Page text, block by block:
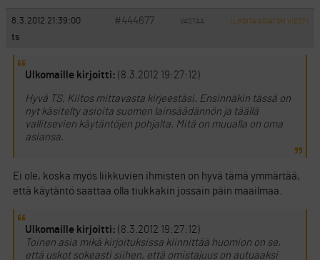
8.3.2012 21:39:00 #444677 VASTAA ILMOITA ASIATON VIESTI
ts
Ulkomaille kirjoitti: (8.3.2012 19:27:12)
Hyvä TS, Kiitos mittavasta kirjeestäsi. Ensinnäkin tässä on
nyt käsitelty asioita suomen lainsäädännön ja täällä
vallitsevien käytäntöjen pohjalta. Mitä on muualla on oma
asiansa.
Ei ole, koska myös liikkuvien ihmisten on hyvä tämä ymmärtää,
että käytäntö saattaa olla tiukkakin jossain päin maailmaa.
Ulkomaille kirjoitti: (8.3.2012 19:27:12)
Toinen asia mikä kirjoituksissa kiinnittää huomion on se,
että uskot sokeasti siihen, että omistajuus on autuaaksi